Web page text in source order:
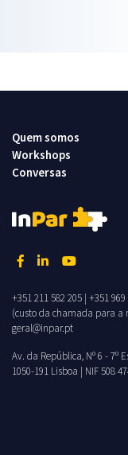
Quem somos
Workshops
Conversas
+351 211 582 205 | +351
(custo da chamada para a
geral@inpar.pt
Av. da República, Nº 6 - 7º
1050-191 Lisboa | NIF 508